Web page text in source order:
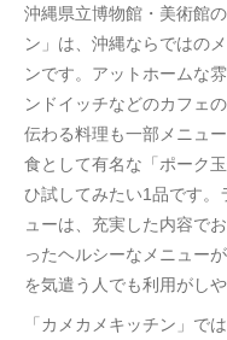
沖縄県立博物館・美術館
ン」は、沖縄ならではの
ンです。アットホームな
ンドイッチなどのカフェ
伝わる料理も一部メニュ
食として有名な「ポーク
ひ試してみたい1品です。
ューは、充実した内容で
ったヘルシーなメニュー
を気遣う人でも利用がしや
「カメカメキッチン」で